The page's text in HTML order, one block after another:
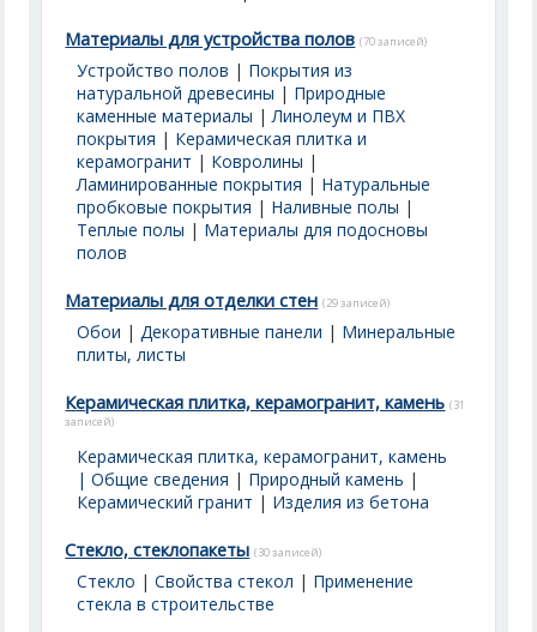
Материалы для устройства полов (70 записей)
Устройство полов | Покрытия из
натуральной древесины | Природные
каменные материалы |Линолеум и ПВХ
покрытия | Керамическая плитка и
керамогранит | Ковролины |
Ламинированные покрытия | Натуральные
пробковые покрытия | Наливные полы |
Теплые полы | Материалы для подосновы
полов
Материалы для отделки стен (29 записей)
Обои |Декоративные панели | Минеральные
плиты, листы
Керамическая плитка, керамогранит, камень (31
записей)
Керамическая плитка, керамогранит, камень
| Общие сведения | Природный камень |
Керамический гранит | Изделия из бетона
Стекло, стеклопакеты (30 записей)
Стекло |Свойства стекол | Применение
стекла в строительстве